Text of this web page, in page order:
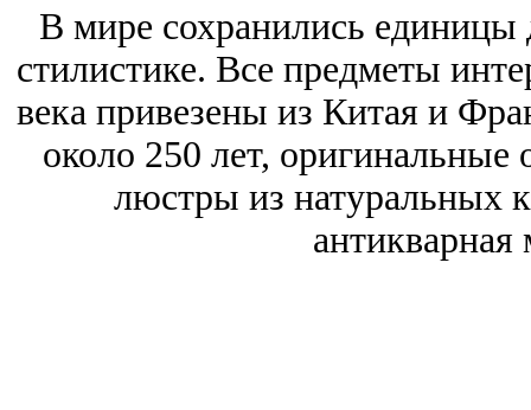
В мире сохранились единицы
стилистике. Все предметы
века привезены из Китая и
около 250 лет, оригинальные
люстры из натуральных